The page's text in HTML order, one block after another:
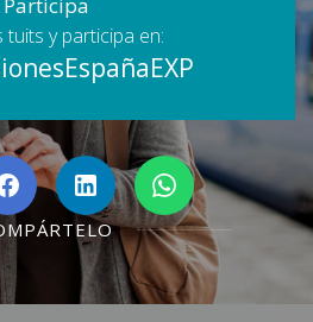
Participa
tuits y participa en: